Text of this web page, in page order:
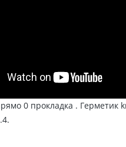
0 прокладка . Герметик